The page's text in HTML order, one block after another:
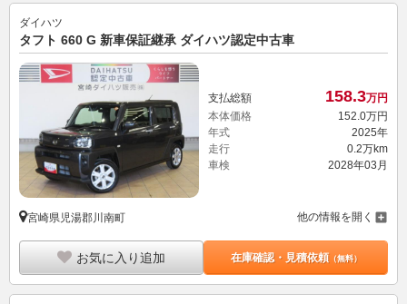
ダイハツ
タフト 660 G 新車保証継承 ダイハツ認定中古車
支払総額 158.3万円
本体価格
152.0万円
年式
2025年
走行
0.2万km
車検
2028年03月
宮崎県児湯郡川南町 他の情報を開く
お気に入り追加 在庫確認・見積依頼（無料）